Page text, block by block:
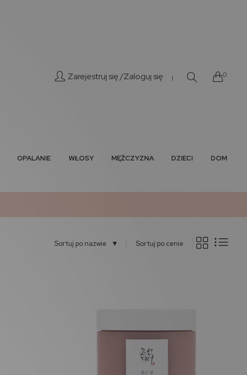
Zarejestruj się /Zaloguj się | 0
OPALANIE WŁOSY MĘŻCZYZNA DZIECI DOM
Sortuj po nazwie ▼ Sortuj po cenie